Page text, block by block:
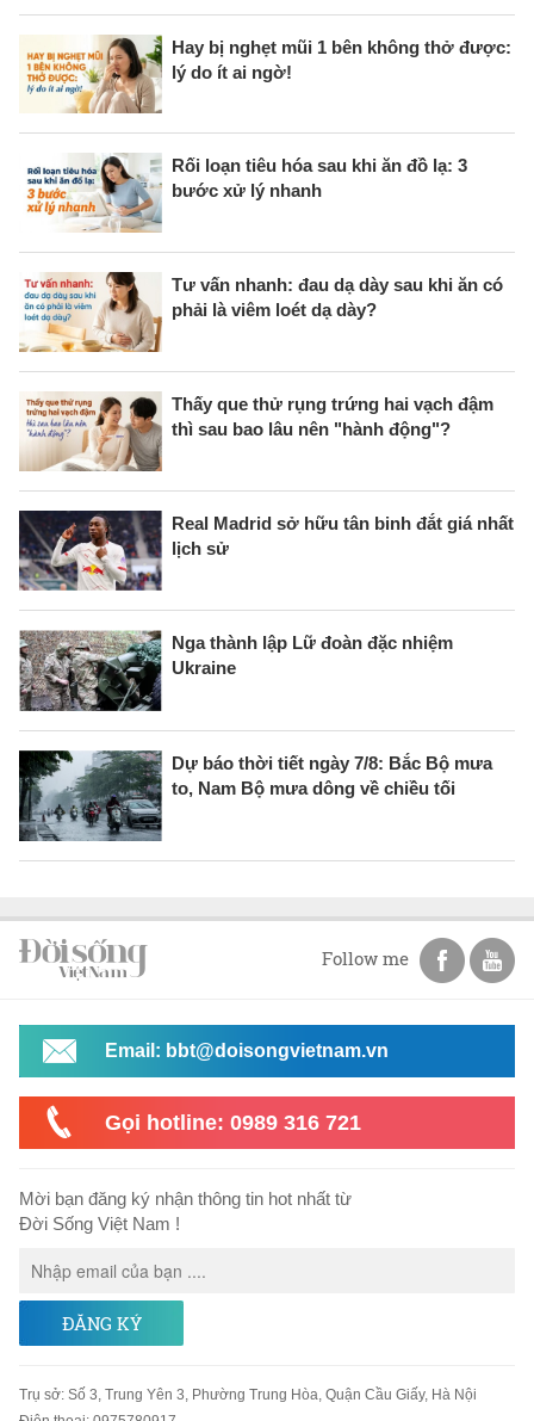
Hay bị nghẹt mũi 1 bên không thở được:
lý do ít ai ngờ!
Rối loạn tiêu hóa sau khi ăn đồ lạ: 3
bước xử lý nhanh
Tư vấn nhanh: đau dạ dày sau khi ăn có
phải là viêm loét dạ dày?
Thấy que thử rụng trứng hai vạch đậm
thì sau bao lâu nên "hành động"?
Real Madrid sở hữu tân binh đắt giá nhất
lịch sử
Nga thành lập Lữ đoàn đặc nhiệm
Ukraine
Dự báo thời tiết ngày 7/8: Bắc Bộ mưa
to, Nam Bộ mưa dông về chiều tối
Follow me
Email: bbt@doisongvietnam.vn
Gọi hotline: 0989 316 721
Mời bạn đăng ký nhận thông tin hot nhất từ
Đời Sống Việt Nam !
ĐĂNG KÝ
Trụ sở: Số 3, Trung Yên 3, Phường Trung Hòa, Quận Cầu Giấy, Hà Nội